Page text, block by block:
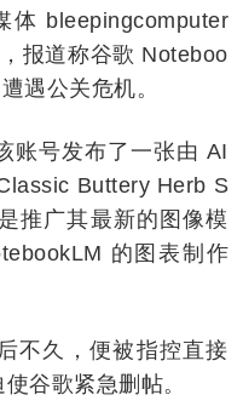
bleepingcomputer
报道称谷歌 Noteboo
遇公关危机。
号发布了一张由 AI
Buttery Herb S
推广其最新的图像模
的图表制作
久，便被指控直接
谷歌紧急删帖。